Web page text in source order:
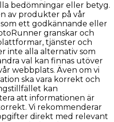
bedömningar eller betyg.
av produkter på vår
ett godkännande eller
granskar och
tjänster och
inte alla alternativ som
val kan finnas utöver
webbplats. Även om vi
ska vara korrekt och
kan
att informationen är
Vi rekommenderar
direkt med relevant